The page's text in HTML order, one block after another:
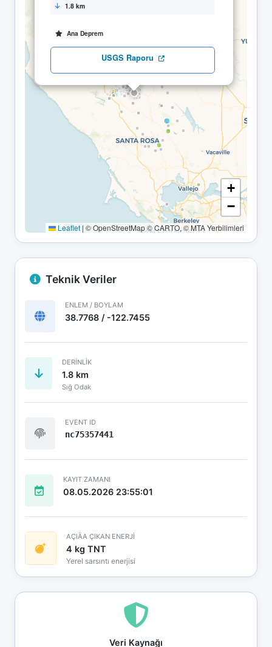
1.8 km
Ana Deprem
USGS Raporu
+
−
Leaflet | © OpenStreetMap © CARTO, © MTA Yerbilimleri
Teknik Veriler
ENLEM / BOYLAM
38.7768 / -122.7455
DERINLIK
1.8 km
Sığ Odak
EVENT ID
nc75357441
KAYIT ZAMANI
08.05.2026 23:55:01
AÇIÄA ÇIKAN ENERJİ
4 kg TNT
Yerel sarsıntı enerjisi
Veri Kaynağı